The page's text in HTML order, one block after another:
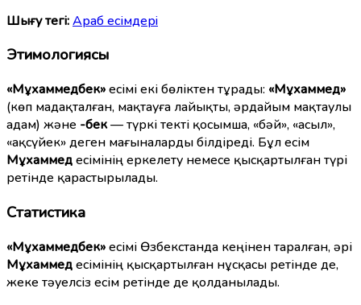
Шығу тегі:Араб есімдерi
Этимологиясы
«Мұхаммедбек»есімі екі бөліктен тұрады: «Мұхаммед»
(көп мадақталған, мақтауға лайықты, әрдайым мақтаулы
адам) және -бек— түркі текті қосымша, «бәй», «асыл»,
«ақсүйек» деген мағыналарды білдіреді. Бұл есім
Мұхаммедесімінің еркелету немесе қысқартылған түрі
ретінде қарастырылады.
Статистика
«Мұхаммедбек»есімі Өзбекстанда кеңінен таралған, әрі
Мұхаммедесімінің қысқартылған нұсқасы ретінде де,
жеке тәуелсіз есім ретінде де қолданылады.